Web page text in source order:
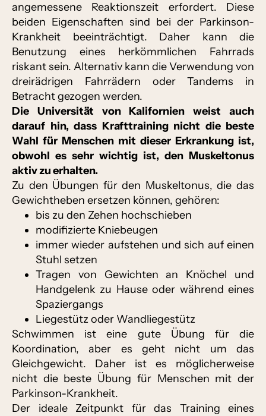
angemessene Reaktionszeit erfordert. Diese
beiden Eigenschaften sind bei der Parkinson-
Krankheit beeinträchtigt. Daher kann die
Benutzung eines herkömmlichen Fahrrads
riskant sein. Alternativ kann die Verwendung von
dreirädrigen Fahrrädern oder Tandems in
Betracht gezogen werden.
Die Universität von Kalifornien weist auch
darauf hin, dass Krafttraining nicht die beste
Wahl für Menschen mit dieser Erkrankung ist,
obwohl es sehr wichtig ist, den Muskeltonus
aktiv zu erhalten.
Zu den Übungen für den Muskeltonus, die das
Gewichtheben ersetzen können, gehören:
bis zu den Zehen hochschieben
modifizierte Kniebeugen
immer wieder aufstehen und sich auf einen
Stuhl setzen
Tragen von Gewichten an Knöchel und
Handgelenk zu Hause oder während eines
Spaziergangs
Liegestütz oder Wandliegestütz
Schwimmen ist eine gute Übung für die
Koordination, aber es geht nicht um das
Gleichgewicht. Daher ist es möglicherweise
nicht die beste Übung für Menschen mit der
Parkinson-Krankheit.
Der ideale Zeitpunkt für das Training eines